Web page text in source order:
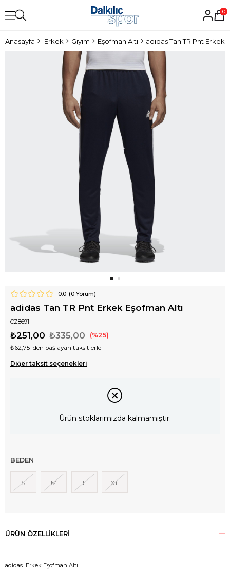
0
Anasayfa Erkek Giyim Eşofman Altı adidas Tan TR Pnt Erkek
0.0 (0Yorum)
adidas Tan TR Pnt Erkek Eşofman Altı
CZ8691
₺335,00
₺251,00 25
₺62,75 'den başlayan taksitlerle
Diğer taksit seçenekleri
Ürün stoklarımızda kalmamıştır.
BEDEN
S M L XL
ÜRÜN ÖZELLIKLERI
adidas Erkek Eşofman Altı